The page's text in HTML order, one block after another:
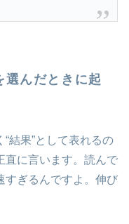
選んだときに起
結果”として表れるの
直に言います。読んで
すぎるんですよ。伸び